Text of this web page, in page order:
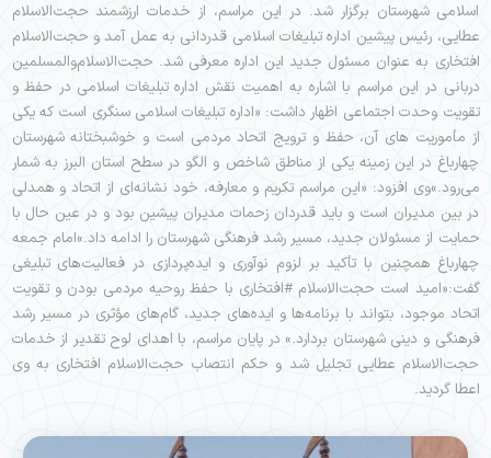
اسلامی شهرستان برگزار شد. در این مراسم، از خدمات ارزشمند حجت‌الاسلام
عطایی، رئیس پیشین اداره تبلیغات اسلامی قدردانی به عمل آمد و حجت‌الاسلام
افتخاری به عنوان مسئول جدید این اداره معرفی شد. حجت‌الاسلام‌والمسلمین
دربانی در این مراسم با اشاره به اهمیت نقش اداره تبلیغات اسلامی در حفظ و
تقویت وحدت اجتماعی اظهار داشت: «اداره تبلیغات اسلامی سنگری است که یکی
از مأموریت های آن، حفظ و ترویج اتحاد مردمی است و خوشبختانه شهرستان
چهارباغ در این زمینه یکی از مناطق شاخص و الگو در سطح استان البرز به شمار
می‌رود.»وی افزود: «این مراسم تکریم و معارفه، خود نشانه‌ای از اتحاد و همدلی
در بین مدیران است و باید قدردان زحمات مدیران پیشین بود و در عین حال با
حمایت از مسئولان جدید، مسیر رشد فرهنگی شهرستان را ادامه داد.»امام جمعه
چهارباغ همچنین با تأکید بر لزوم نوآوری و ایده‌پردازی در فعالیت‌های تبلیغی
گفت:«امید است حجت‌الاسلام #افتخاری با حفظ روحیه مردمی بودن و تقویت
اتحاد موجود، بتواند با برنامه‌ها و ایده‌های جدید، گام‌های مؤثری در مسیر رشد
فرهنگی و دینی شهرستان بردارد.» در پایان مراسم، با اهدای لوح تقدیر از خدمات
حجت‌الاسلام عطایی تجلیل شد و حکم انتصاب حجت‌الاسلام افتخاری به وی
اعطا گردید.